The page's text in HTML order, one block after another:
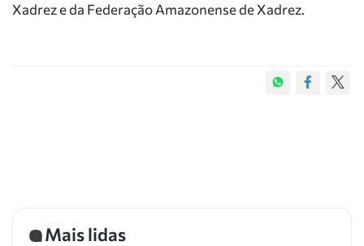
Xadrez e da Federação Amazonense de Xadrez.
Mais lidas